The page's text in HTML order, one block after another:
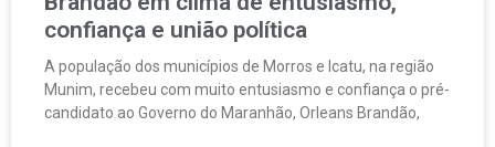
confiança e união política
A população dos municípios de Morros e Icatu, na região
Munim, recebeu com muito entusiasmo e confiança o pré-
candidato ao Governo do Maranhão, Orleans Brandão,